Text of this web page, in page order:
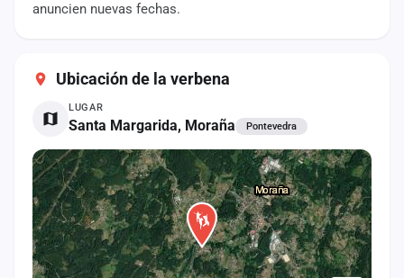
anuncien nuevas fechas.
Ubicación de la verbena
LUGAR
Santa Margarida, Moraña Pontevedra
Crear
cuenta
Administración
Contacto